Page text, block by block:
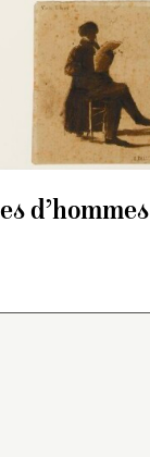
d’hommes